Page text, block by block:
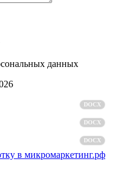
данных
DOCX
DOCX
DOCX
в микромаркетинг.рф